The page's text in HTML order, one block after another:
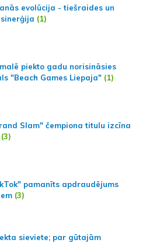
evolūcija - tiešraides un
(1)
piekto gadu norisināsies
"Beach Games Liepaja" (1)
Slam" čempiona titulu izcīna
(3)
pamanīts apdraudējums
(3)
sieviete; par gūtajām